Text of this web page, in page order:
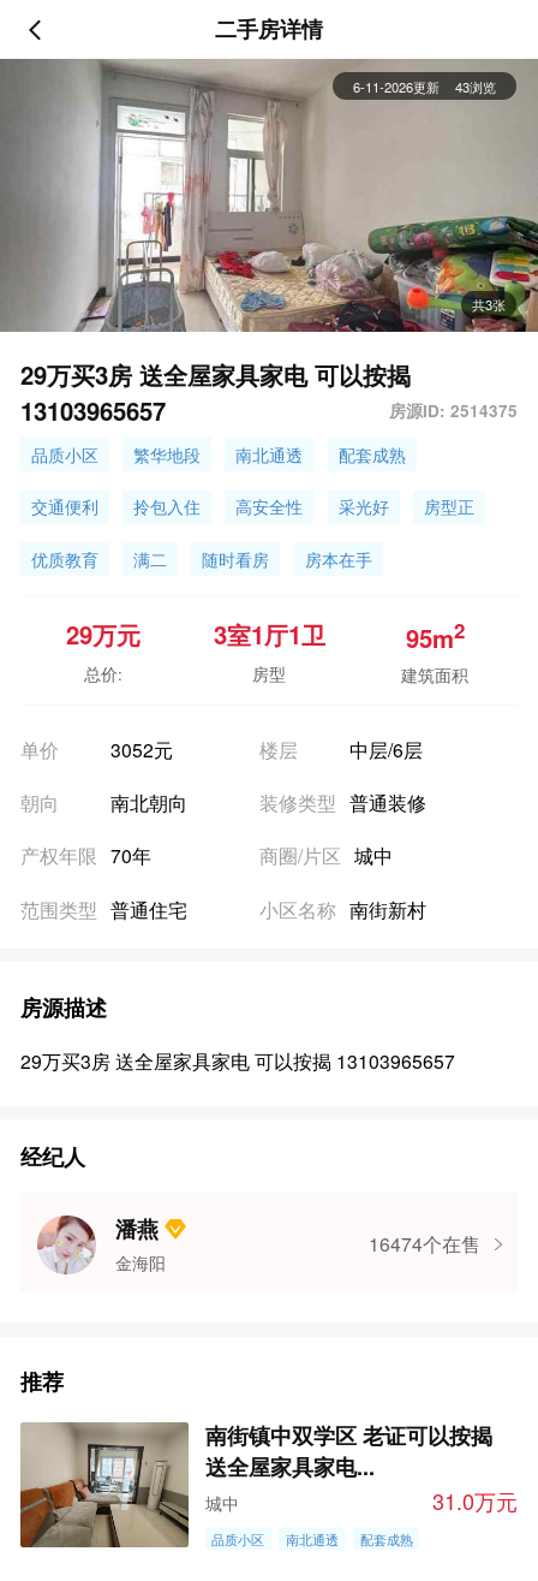
二手房详情
6-11-2026更新 43浏览
共3张
29万买3房 送全屋家具家电 可以按揭
13103965657
房源ID: 2514375
品质小区 繁华地段 南北通透 配套成熟
交通便利 拎包入住 高安全性 采光好 房型正
优质教育 满二 随时看房 房本在手
29万元
总价:
3室1厅1卫
房型
95m2
建筑面积
单价 3052元 楼层 中层/6层
朝向 南北朝向 装修类型 普通装修
产权年限 70年 商圈/片区 城中
范围类型 普通住宅 小区名称 南街新村
房源描述
29万买3房 送全屋家具家电 可以按揭 13103965657
经纪人
潘燕
金海阳
16474个在售
推荐
南街镇中双学区 老证可以按揭
送全屋家具家电...
城中 31.0万元
品质小区 南北通透 配套成熟